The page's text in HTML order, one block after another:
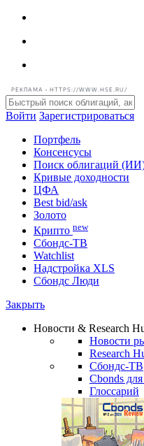
РЕКЛАМА • HTTPS://WWW.HSE.RU/
Войти Зарегистрироваться
Портфель
Консенсусы
Поиск облигаций (ИИ)
Кривые доходности
ЦФА
Best bid/ask
Золото
Крипто new
Watchlist
Сбондс Люди
Новости & Research
Новости
Research
Сбондс-ТВ
Cbonds
Глоссарий